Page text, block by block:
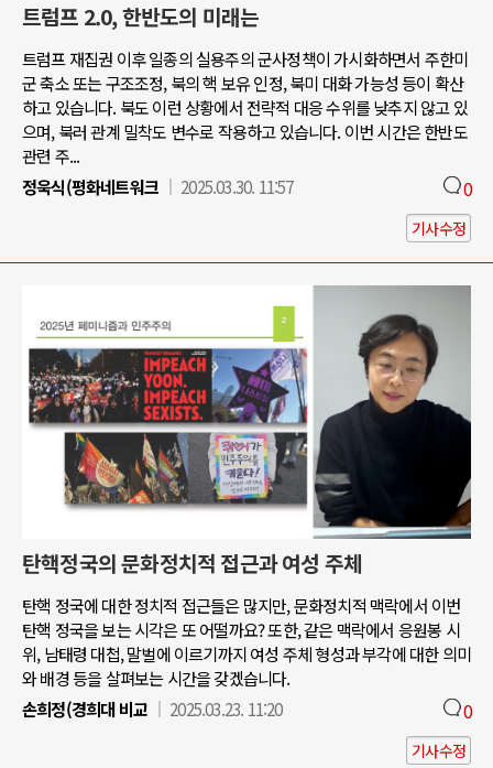
트럼프 2.0, 한반도의 미래는
트럼프 재집권 이후 일종의 실용주의 군사정책이 가시화하면서 주한미
군 축소 또는 구조조정, 북의 핵 보유 인정, 북미 대화 가능성 등이 확산
하고 있습니다. 북도 이런 상황에서 전략적 대응 수위를 낮추지 않고 있
으며, 북러 관계 밀착도 변수로 작용하고 있습니다. 이번 시간은 한반도
관련 주...
정욱식(평화네트워크
2025.03.30. 11:57 0
기사수정
탄핵정국의 문화정치적 접근과 여성 주체
탄핵 정국에 대한 정치적 접근들은 많지만, 문화정치적 맥락에서 이번
탄핵 정국을 보는 시각은 또 어떨까요? 또한, 같은 맥락에서 응원봉 시
위, 남태령 대첩, 말벌에 이르기까지 여성 주체 형성과 부각에 대한 의미
와 배경 등을 살펴보는 시간을 갖겠습니다.
손희정(경희대 비교
2025.03.23. 11:20 0
기사수정